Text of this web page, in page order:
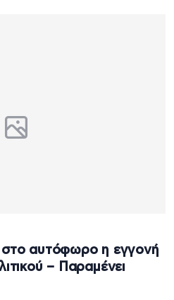
αυτόφωρο η εγγονή
– Παραμένει